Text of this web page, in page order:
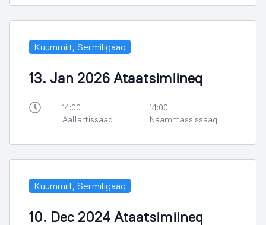
Kuummiit, Sermiligaaq
13. Jan 2026 Ataatsimiineq
14:00
Aallartissaaq
14:00
Naammassissaaq
Kuummiit, Sermiligaaq
10. Dec 2024 Ataatsimiineq